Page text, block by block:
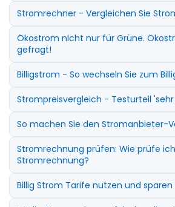
Stromrechner - Vergleichen Sie
Ökostrom nicht nur für Grüne.
gefragt!
Billigstrom - So wechseln Sie zum
Strompreisvergleich - Testurteil
So machen Sie den Stromanbieter-
Stromrechnung prüfen: Wie prüfe
Stromrechnung?
Billig Strom Tarife nutzen und sparen